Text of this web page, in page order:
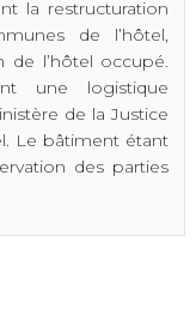
la restructuration
de l’hôtel,
de l’hôtel occupé.
une logistique
de la Justice
Le bâtiment étant
des parties